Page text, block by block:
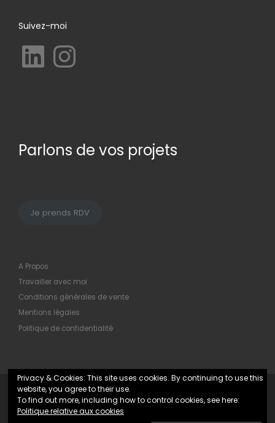
Suivez-moi
LinkedIn Instagram
Parlons de vos projets
Je prends RDV
A Propos
Travailler avec moi
Conditions générales de vente
Mentions légales
Politique de confidentialité
© 2026Maryline Hochard
Propulsé parWP– Réalisé avec the
Privacy & Cookies: This site uses cookies. By continuing to use this
website, you agree to their use.
To find out more, including how to control cookies, see here:
Politique relative aux cookies